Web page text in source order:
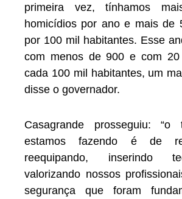
primeira vez, tínhamos
homicídios por ano e mais de
por 100 mil habitantes. Esse
com menos de 900 e com
cada 100 mil habitantes, um
disse o governador.
Casagrande prosseguiu: “o
estamos fazendo é de
reequipando, inserindo
valorizando nossos
segurança que foram